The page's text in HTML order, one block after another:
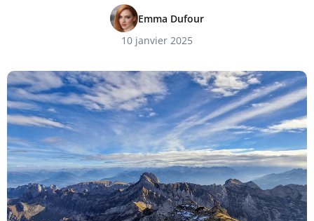
Emma Dufour
10 janvier 2025